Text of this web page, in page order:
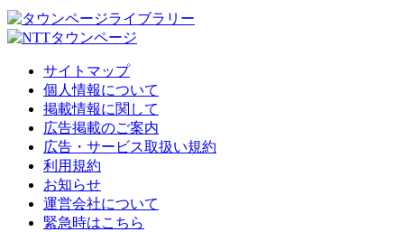
サイトマップ
個人情報について
掲載情報に関して
広告掲載のご案内
広告・サービス取扱い規約
利用規約
お知らせ
運営会社について
緊急時はこちら